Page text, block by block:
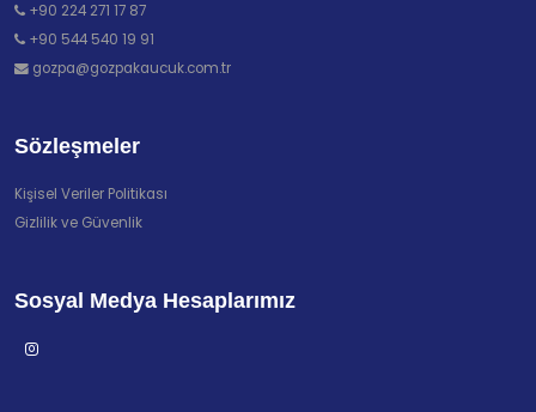
+90 224 271 17 87
+90 544 540 19 91
gozpa@gozpakaucuk.com.tr
Sözleşmeler
Kişisel Veriler Politikası
Gizlilik ve Güvenlik
Sosyal Medya Hesaplarımız